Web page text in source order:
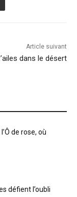
Article suivant
dans le désert
de rose, où
défient l’oubli